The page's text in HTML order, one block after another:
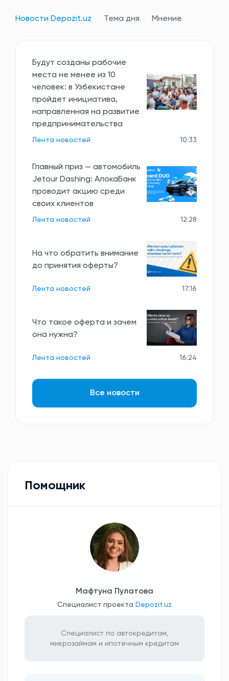
Новости Depozit.uz Тема дня Мнение
Будут созданы рабочие
места не менее из 10
человек: в Узбекистане
пройдет инициатива,
направленная на развитие
предпринимательства
Лента новостей 10:33
Главный приз — автомобиль
Jetour Dashing: АлокаБанк
проводит акцию среди
своих клиентов
Лента новостей 12:28
На что обратить внимание
до принятия оферты?
Лента новостей 17:16
Что такое оферта и зачем
она нужна?
Лента новостей 16:24
Все новости
Помощник
Мафтуна Пулатова
Специалист проекта Depozit.uz
Специалист по автокредитам,
микрозаймам и ипотечным кредитам